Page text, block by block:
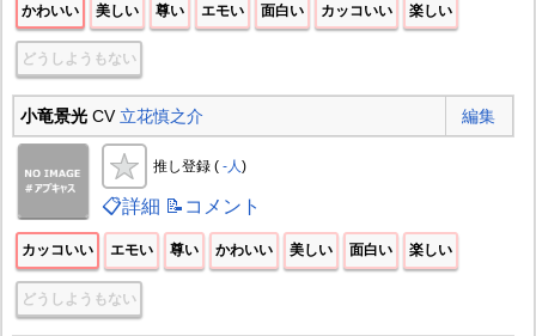
かわいい 美しい 尊い エモい 面白い カッコいい 楽しい
どうしようもない
小竜景光CV 立花慎之介 編集
推し登録 ( -人)
📋詳細 📝コメント
カッコいい エモい 尊い かわいい 美しい 面白い 楽しい
どうしようもない